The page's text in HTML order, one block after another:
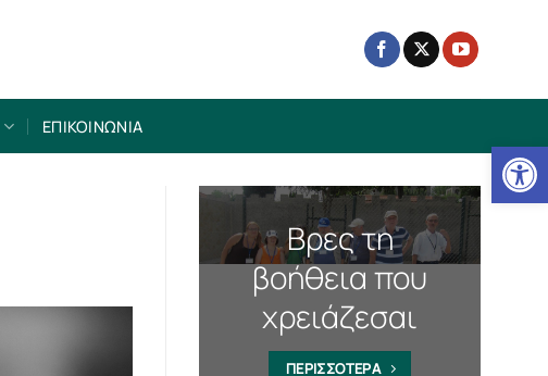
ΕΠΙΚΟΙΝΩΝΙΑ
Βρες τη
βοήθεια που
χρειάζεσαι
ΠΕΡΙΣΣΟΤΕΡΑ